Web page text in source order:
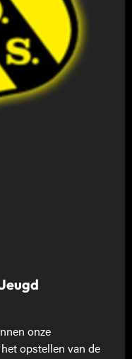
onze
opstellen van de